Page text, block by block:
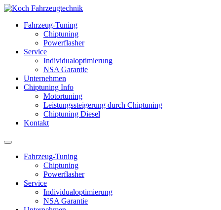
Fahrzeug-Tuning
Chiptuning
Powerflasher
Service
Individualoptimierung
NSA Garantie
Unternehmen
Chiptuning Info
Motortuning
Leistungssteigerung durch Chiptuning
Chiptuning Diesel
Kontakt
Fahrzeug-Tuning
Chiptuning
Powerflasher
Service
Individualoptimierung
NSA Garantie